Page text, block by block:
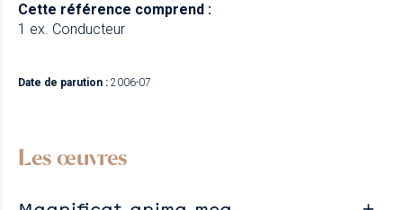
Cette référence comprend :
1 ex. Conducteur
Date de parution : 2006-07
Les œuvres